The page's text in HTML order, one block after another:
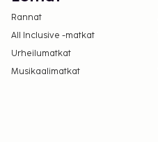
Rannat
All Inclusive -matkat
Urheilumatkat
Musikaalimatkat